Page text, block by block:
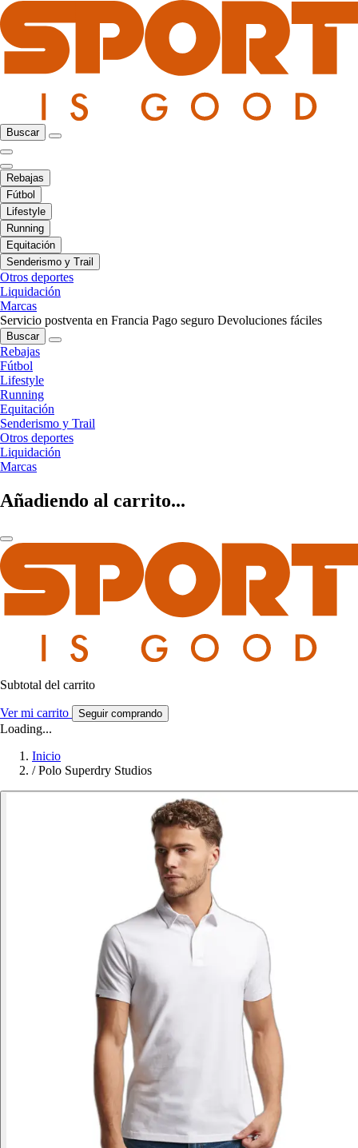
Buscar
Rebajas
Fútbol
Lifestyle
Running
Equitación
Senderismo y Trail
Otros deportes
Liquidación
Marcas
Servicio postventa en Francia Pago seguro Devoluciones fáciles
Buscar
Rebajas
Fútbol
Lifestyle
Running
Equitación
Senderismo y Trail
Otros deportes
Liquidación
Marcas
Añadiendo al carrito...
Subtotal del carrito
Ver mi carrito Seguir comprando
Loading...
Inicio
/ Polo Superdry Studios